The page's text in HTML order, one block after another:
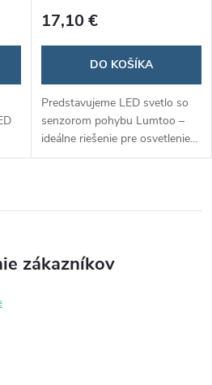
17,10 €
DO KOŠÍKA
Predstavujeme LED svetlo so
senzorom pohybu Lumtoo –
ideálne riešenie pre osvetlenie
tmavých priestorov vo vašej
jednoduchou inštaláciou bez
chodby, schodiská či skrine.
zákazníkov